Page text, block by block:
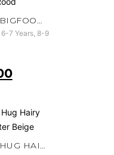
BOBO CHOSES BIGFOOT BY BC SWEATER ROOD
7 Years, 8-9
BOBO CHOSES HUG HAIRY MONSTER SWEATER BEIGE